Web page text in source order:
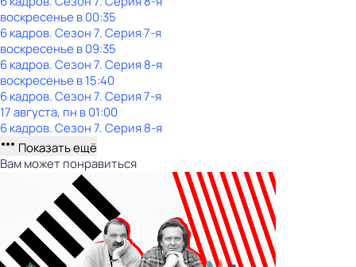
воскресенье в00:35
6 кадров. Сезон 7. Серия 7-я
воскресенье в09:35
6 кадров. Сезон 7. Серия 8-я
воскресенье в15:40
6 кадров. Сезон 7. Серия 7-я
17 августа, пн в 01:00
6 кадров. Сезон 7. Серия 8-я
Показать ещё
Вам может понравиться